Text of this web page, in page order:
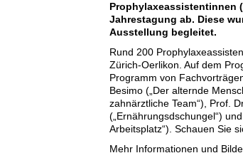
Prophylaxeassistentinnen
Jahrestagung ab. Diese
Ausstellung begleitet.
Rund 200
Zürich-Oerlikon. Auf dem
Programm von
Besimo („Der alternde
zahnärztliche Team“), Prof.
(„Ernährungsdschungel“)
Arbeitsplatz“). Schauen Sie
Mehr Informationen und